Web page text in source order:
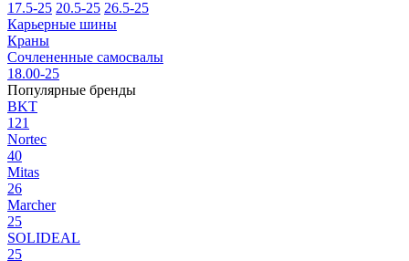
17.5-25 20.5-25 26.5-25
Карьерные шины
Краны
Сочлененные самосвалы
18.00-25
Популярные бренды
BKT
121
Nortec
40
Mitas
26
Marcher
25
SOLIDEAL
25